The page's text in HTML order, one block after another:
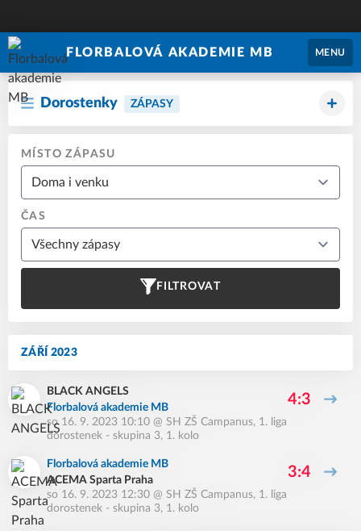
FLORBALOVÁ AKADEMIE MB MENU
Dorostenky ZÁPASY
MÍSTO ZÁPASU
ČAS
FILTROVAT
ZÁŘÍ 2023
BLACK ANGELS
Florbalová akademie MB
4:3
so 16. 9. 2023 10:10 @ SH ZŠ Campanus, 1. liga
dorostenek - skupina 3, 1. kolo
Florbalová akademie MB
ACEMA Sparta Praha
3:4
so 16. 9. 2023 12:30 @ SH ZŠ Campanus, 1. liga
dorostenek - skupina 3, 1. kolo